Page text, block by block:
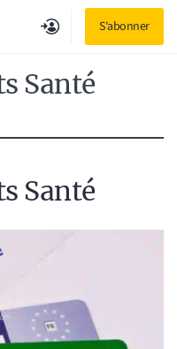
S'abonner
Santé
Santé